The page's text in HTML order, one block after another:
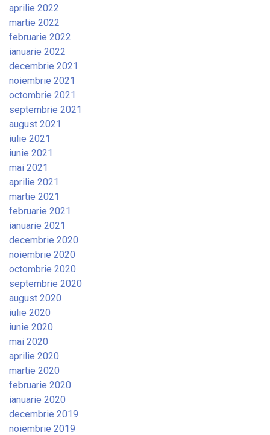
aprilie 2022
martie 2022
februarie 2022
ianuarie 2022
decembrie 2021
noiembrie 2021
octombrie 2021
septembrie 2021
august 2021
iulie 2021
iunie 2021
mai 2021
aprilie 2021
martie 2021
februarie 2021
ianuarie 2021
decembrie 2020
noiembrie 2020
octombrie 2020
septembrie 2020
august 2020
iulie 2020
iunie 2020
mai 2020
aprilie 2020
martie 2020
februarie 2020
ianuarie 2020
decembrie 2019
noiembrie 2019